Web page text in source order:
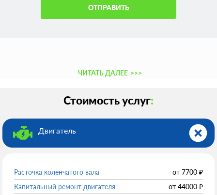
ОТПРАВИТЬ
ЧИТАТЬ ДАЛЕЕ >>>
Стоимость услуг:
Двигатель
Расточка коленчатого вала от 7700 ₽
Капитальный ремонт двигателя
от 44000 ₽